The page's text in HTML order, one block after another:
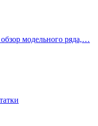
модельного ряда,…